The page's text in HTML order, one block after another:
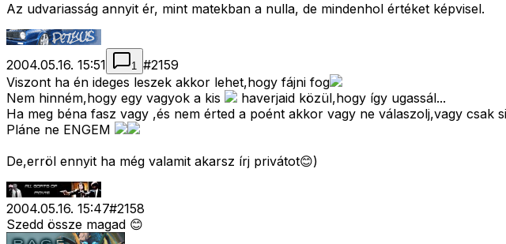
Az udvariasság annyit ér, mint matekban a nulla, de mindenhol értéket képvisel.
2004.05.16. 15:51 1 #2159
Viszont ha én ideges leszek akkor lehet,hogy fájni fog
Nem hinném,hogy egy vagyok a kis
haverjaid közül,hogy így ugassál...
Ha meg béna fasz vagy ,és nem érted a poént akkor vagy ne válaszolj,vagy csak
Pláne ne ENGEM
De,erröl ennyit ha még valamit akarsz írj privátot😊)
2004.05.16. 15:47#2158
Szedd össze magad 😊